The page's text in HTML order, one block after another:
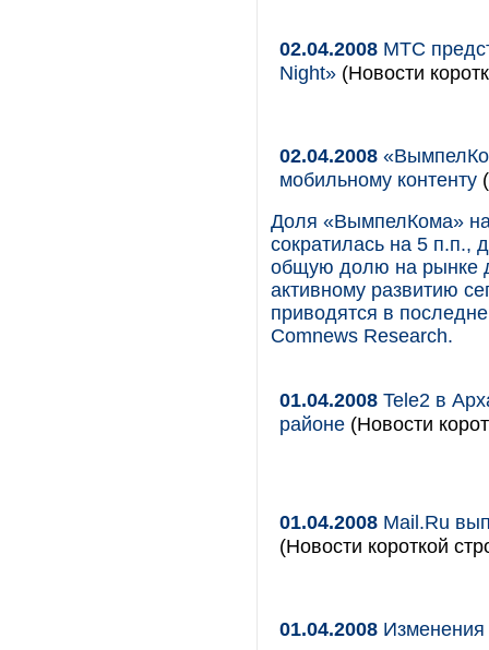
02.04.2008 МТС
Night» (Новости
02.04.2008
мобильному контенту
Доля «ВымпелКома» на
сократилась на 5 п.п.,
общую долю на рынке
активному развитию
приводятся в
Comnews Research.
01.04.2008 Tele2 в
районе (Новости
01.04.2008 Mail.Ru
(Новости короткой
01.04.2008